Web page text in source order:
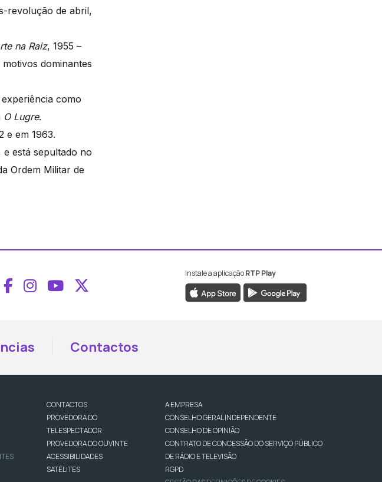
revolução de abril,
na Raiz, 1955 –
dominantes
como
O Lugre.
e em 1963.
está sepultado no
Ordem Militar de
Aceder ao Facebook da RTP Antena 2
Aceder ao Instagram da RTP Antena 2
Aceder ao YouTube da RTP Antena 2
Aceder ao X da RTP Antena 2
Instale a aplicaçãoRTP Play
Contactos
CONTACTOS
PROVEDORA DO
TELESPECTADOR
PROVEDORA DO OUVINTE
ACESSIBILIDADES
SATÉLITES
A EMPRESA
CONSELHO GERAL INDEPENDENTE
CONSELHO DE OPINIÃO
CONTRATO DE CONCESSÃO DO SERVIÇO PÚBLICO
DE RÁDIO E TELEVISÃO
RGPD